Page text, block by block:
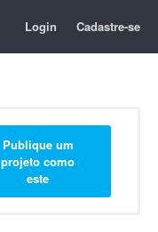
Login Cadastre-se
Publique um
projeto como
este